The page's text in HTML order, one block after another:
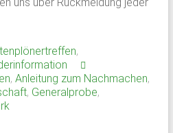
,
, Anleitung zum Nachmachen,
, Generalprobe,